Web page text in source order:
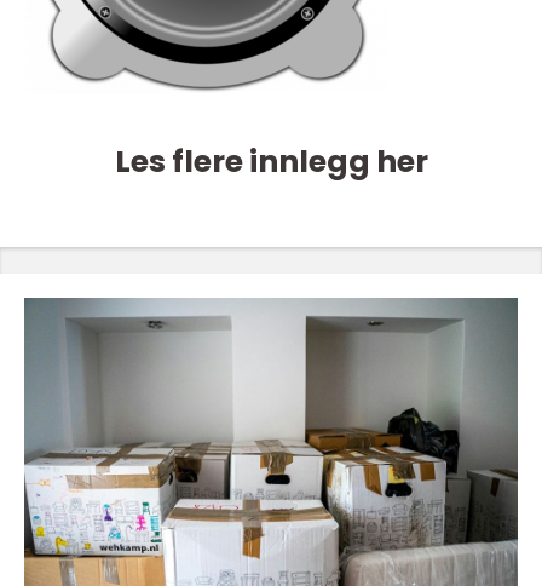
Les flere innlegg her